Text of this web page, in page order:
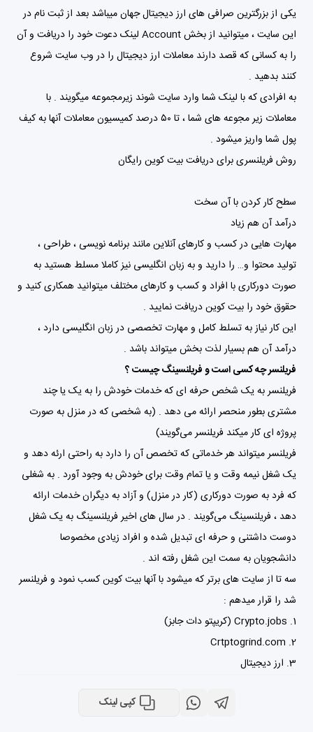
یکی از بزرگترین صرافی های ارز دیجیتال جهان میباشد بعد از ثبت نام در
این سایت ، میتوانید از بخش Account لینک دعوت خود را دریافت و آن
را به کسانی که قصد دارند معاملات ارز دیجیتال را در وب سایت شروع
کنند بدهید .
به افرادی که با لینک شما وارد سایت شوند زیرمجموعه میگویند . با
معاملات زیر مجوعه های شما ، تا ۵۰ درصد کمیسیون معاملات آنها به کیف
پول شما واریز میشود .
روش فریلنسری برای دریافت بیت کوین رایگان
سطح کار کردن با آن سخت
درآمد آن هم زیاد
مهارت هایی در کسب و کارهای آنلاین مانند برنامه نویسی ، طراحی ،
تولید محتوا و… را دارید و به زبان انگلیسی نیز کاملا مسلط هستید به
صورت دورکاری با افراد و کسب و کارهای مختلف میتوانید همکاری کنید و
حقوق خود را بیت کوین دریافت نمایید .
این کار نیاز به تسلط کامل و مهارت تخصصی در زبان انگلیسی دارد ،
درآمد آن هم بسیار لذت بخش میتواند باشد .
فریلنسر چه کسی است و فریلنسینگ چیست ؟
فریلنسر به یک شخص حرفه ای که خدمات خودش را به یک یا چند
مشتری بطور منحصر ارائه می دهد . (به شخصی که در منزل به صورت
پروژه ای کار میکند فریلنسر می‌گویند)
فریلنسر میتواند هر خدماتی که تخصص آن را دارد به راحتی ارئه دهد و
یک شغل نیمه وقت و یا تمام وقت برای خودش به وجود آورد . به شغلی
که فرد به صورت دورکاری (کار در منزل) و آزاد به دیگران خدمات ارائه
دهد ، فریلنسینگ می‌گویند . در سال های اخیر فریلنسینگ به یک شغل
دوست داشتنی و حرفه ای تبدیل شده و افراد زیادی مخصوصا
دانشجویان به سمت این شغل رفته اند .
سه تا از سایت های برتر که میشود با آنها بیت کوین کسب نمود و فریلنسر
شد را قرار میدهم :
Crypto.jobs (کریپتو دات جابز)
Crtptogrind.com
ارز دیجیتال
کپی لینک